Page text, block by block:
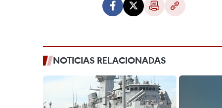
NOTICIAS RELACIONADAS